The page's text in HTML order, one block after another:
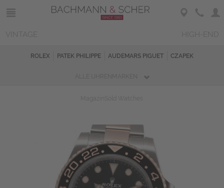
ROLEX PATEK PHILIPPE AUDEMARS PIGUET CZAPEK